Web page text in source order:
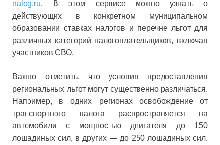
nalog.ru. В этом сервисе можно узнать о
действующих в конкретном муниципальном
образовании ставках налогов и перечне льгот для
различных категорий налогоплательщиков, включая
участников СВО.
Важно отметить, что условия предоставления
региональных льгот могут существенно различаться.
Например, в одних регионах освобождение от
транспортного налога распространяется на
автомобили с мощностью двигателя до 150
лошадиных сил, в других — до 250 лошадиных сил.